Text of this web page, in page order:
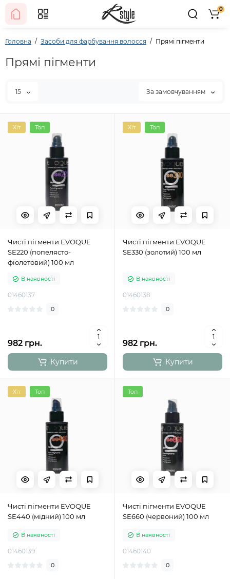
0
Головна Засоби для фарбування волосся Прямі пігменти
Прямі пігменти
15 За замовчуванням
Хіт Топ
Чисті пігменти EVOQUE
SE220 (попелясто-
фіолетовий) 100 мл
В наявності
01460137
0
982 грн.
Купити
Хіт Топ
Чисті пігменти EVOQUE
SE330 (золотий) 100 мл
В наявності
01460138
0
982 грн.
Купити
Хіт Топ
Чисті пігменти EVOQUE
SE440 (мідний) 100 мл
В наявності
01460139
0
Топ
Чисті пігменти EVOQUE
SE660 (червоний) 100 мл
В наявності
01460140
0